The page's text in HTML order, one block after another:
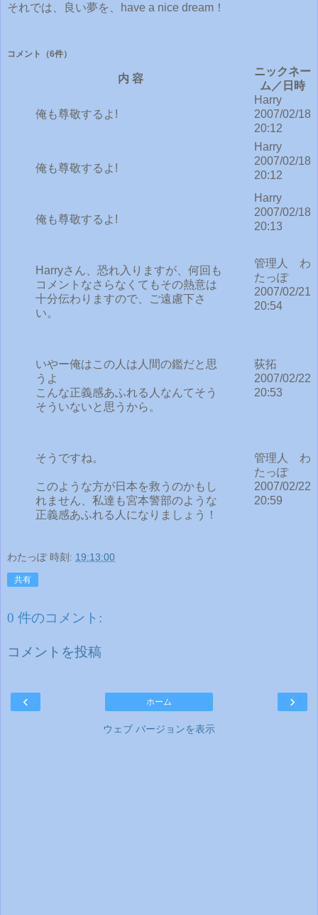
それでは、良い夢を、have a nice dream！
コメント （6件）
内 容
ニックネー
ム／日時
俺も尊敬するよ!
Harry
2007/02/18
20:12
俺も尊敬するよ!
Harry
2007/02/18
20:12
俺も尊敬するよ!
Harry
2007/02/18
20:13
Harryさん、恐れ入りますが、何回も
コメントなさらなくてもその熱意は
十分伝わりますので、ご遠慮下さ
い。
管理人 わ
たっぽ
2007/02/21
20:54
いやー俺はこの人は人間の鑑だと思
うよ
こんな正義感あふれる人なんてそう
そういないと思うから。
荻拓
2007/02/22
20:53
そうですね。
このような方が日本を救うのかもし
れません、私達も宮本警部のような
正義感あふれる人になりましょう！
管理人 わ
たっぽ
2007/02/22
20:59
わたっぽ 時刻: 19:13:00
共有
0 件のコメント:
コメントを投稿
‹ ›
ホーム
ウェブ バージョンを表示